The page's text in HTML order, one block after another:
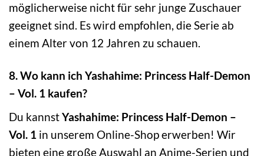
möglicherweise nicht für sehr junge Zuschauer
geeignet sind. Es wird empfohlen, die Serie ab
einem Alter von 12 Jahren zu schauen.
8. Wo kann ich Yashahime: Princess Half-Demon
– Vol. 1 kaufen?
Du kannstYashahime: Princess Half-Demon –
Vol. 1 in unserem Online-Shop erwerben! Wir
bieten eine große Auswahl an Anime-Serien und